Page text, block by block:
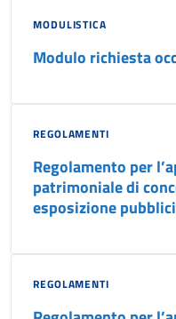
MODULISTICA
Modulo richiesta
REGOLAMENTI
Regolamento per
patrimoniale di
esposizione
REGOLAMENTI